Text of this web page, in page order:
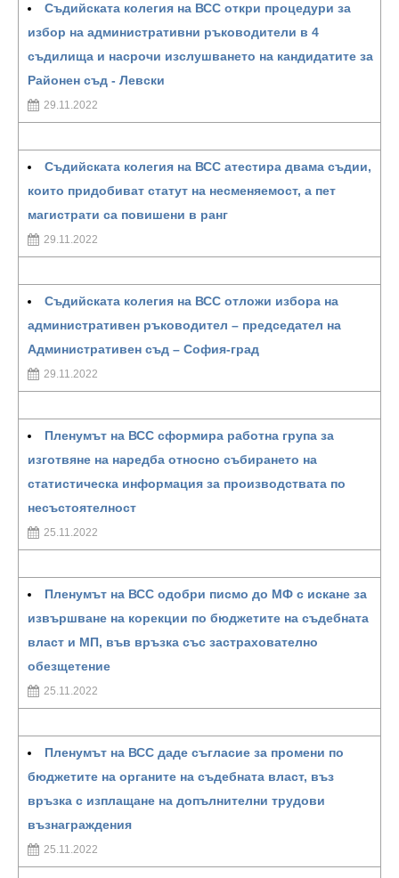
Съдийската колегия на ВСС откри процедури за
избор на административни ръководители в 4
съдилища и насрочи изслушването на кандидатите за
Районен съд - Левски
29.11.2022
Съдийската колегия на ВСС атестира двама съдии,
които придобиват статут на несменяемост, а пет
магистрати са повишени в ранг
29.11.2022
Съдийската колегия на ВСС отложи избора на
административен ръководител – председател на
Административен съд – София-град
29.11.2022
Пленумът на ВСС сформира работна група за
изготвяне на наредба относно събирането на
статистическа информация за производствата по
несъстоятелност
25.11.2022
Пленумът на ВСС одобри писмо до МФ с искане за
извършване на корекции по бюджетите на съдебната
власт и МП, във връзка със застрахователно
обезщетение
25.11.2022
Пленумът на ВСС даде съгласие за промени по
бюджетите на органите на съдебната власт, въз
връзка с изплащане на допълнителни трудови
възнаграждения
25.11.2022